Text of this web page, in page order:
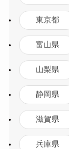
東京都
富山県
山梨県
静岡県
滋賀県
兵庫県